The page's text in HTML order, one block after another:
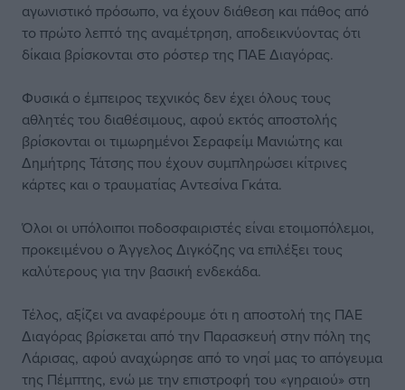
αγωνιστικό πρόσωπο, να έχουν διάθεση και πάθος από
το πρώτο λεπτό της αναμέτρηση, αποδεικνύοντας ότι
δίκαια βρίσκονται στο ρόστερ της ΠΑΕ Διαγόρας.
Φυσικά ο έμπειρος τεχνικός δεν έχει όλους τους
αθλητές του διαθέσιμους, αφού εκτός αποστολής
βρίσκονται οι τιμωρημένοι Σεραφείμ Μανιώτης και
Δημήτρης Τάτσης που έχουν συμπληρώσει κίτρινες
κάρτες και ο τραυματίας Αντεσίνα Γκάτα.
Όλοι οι υπόλοιποι ποδοσφαιριστές είναι ετοιμοπόλεμοι,
προκειμένου ο Άγγελος Διγκόζης να επιλέξει τους
καλύτερους για την βασική ενδεκάδα.
Τέλος, αξίζει να αναφέρουμε ότι η αποστολή της ΠΑΕ
Διαγόρας βρίσκεται από την Παρασκευή στην πόλη της
Λάρισας, αφού αναχώρησε από το νησί μας το απόγευμα
της Πέμπτης, ενώ με την επιστροφή του «γηραιού» στη